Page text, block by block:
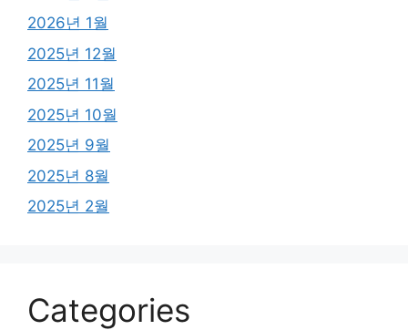
2026년 1월
2025년 12월
2025년 11월
2025년 10월
2025년 9월
2025년 8월
2025년 2월
Categories